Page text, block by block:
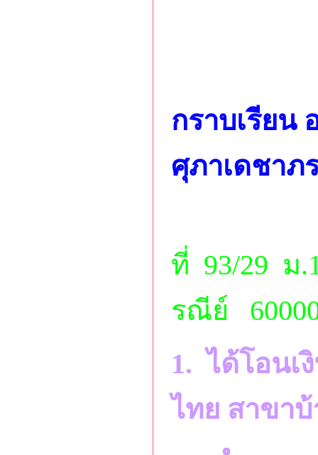
กราบเรีย
ศุภาเดชาภ
ที่ 93/29 ม
รณีย์
1. ได้โอน
ไทย สาขาบ้